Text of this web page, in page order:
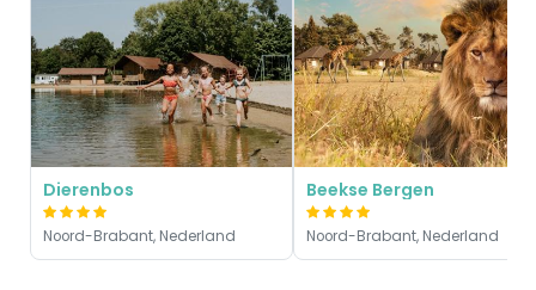
Dierenbos
Noord-Brabant, Nederland
Beekse Bergen
Noord-Brabant, Nederland